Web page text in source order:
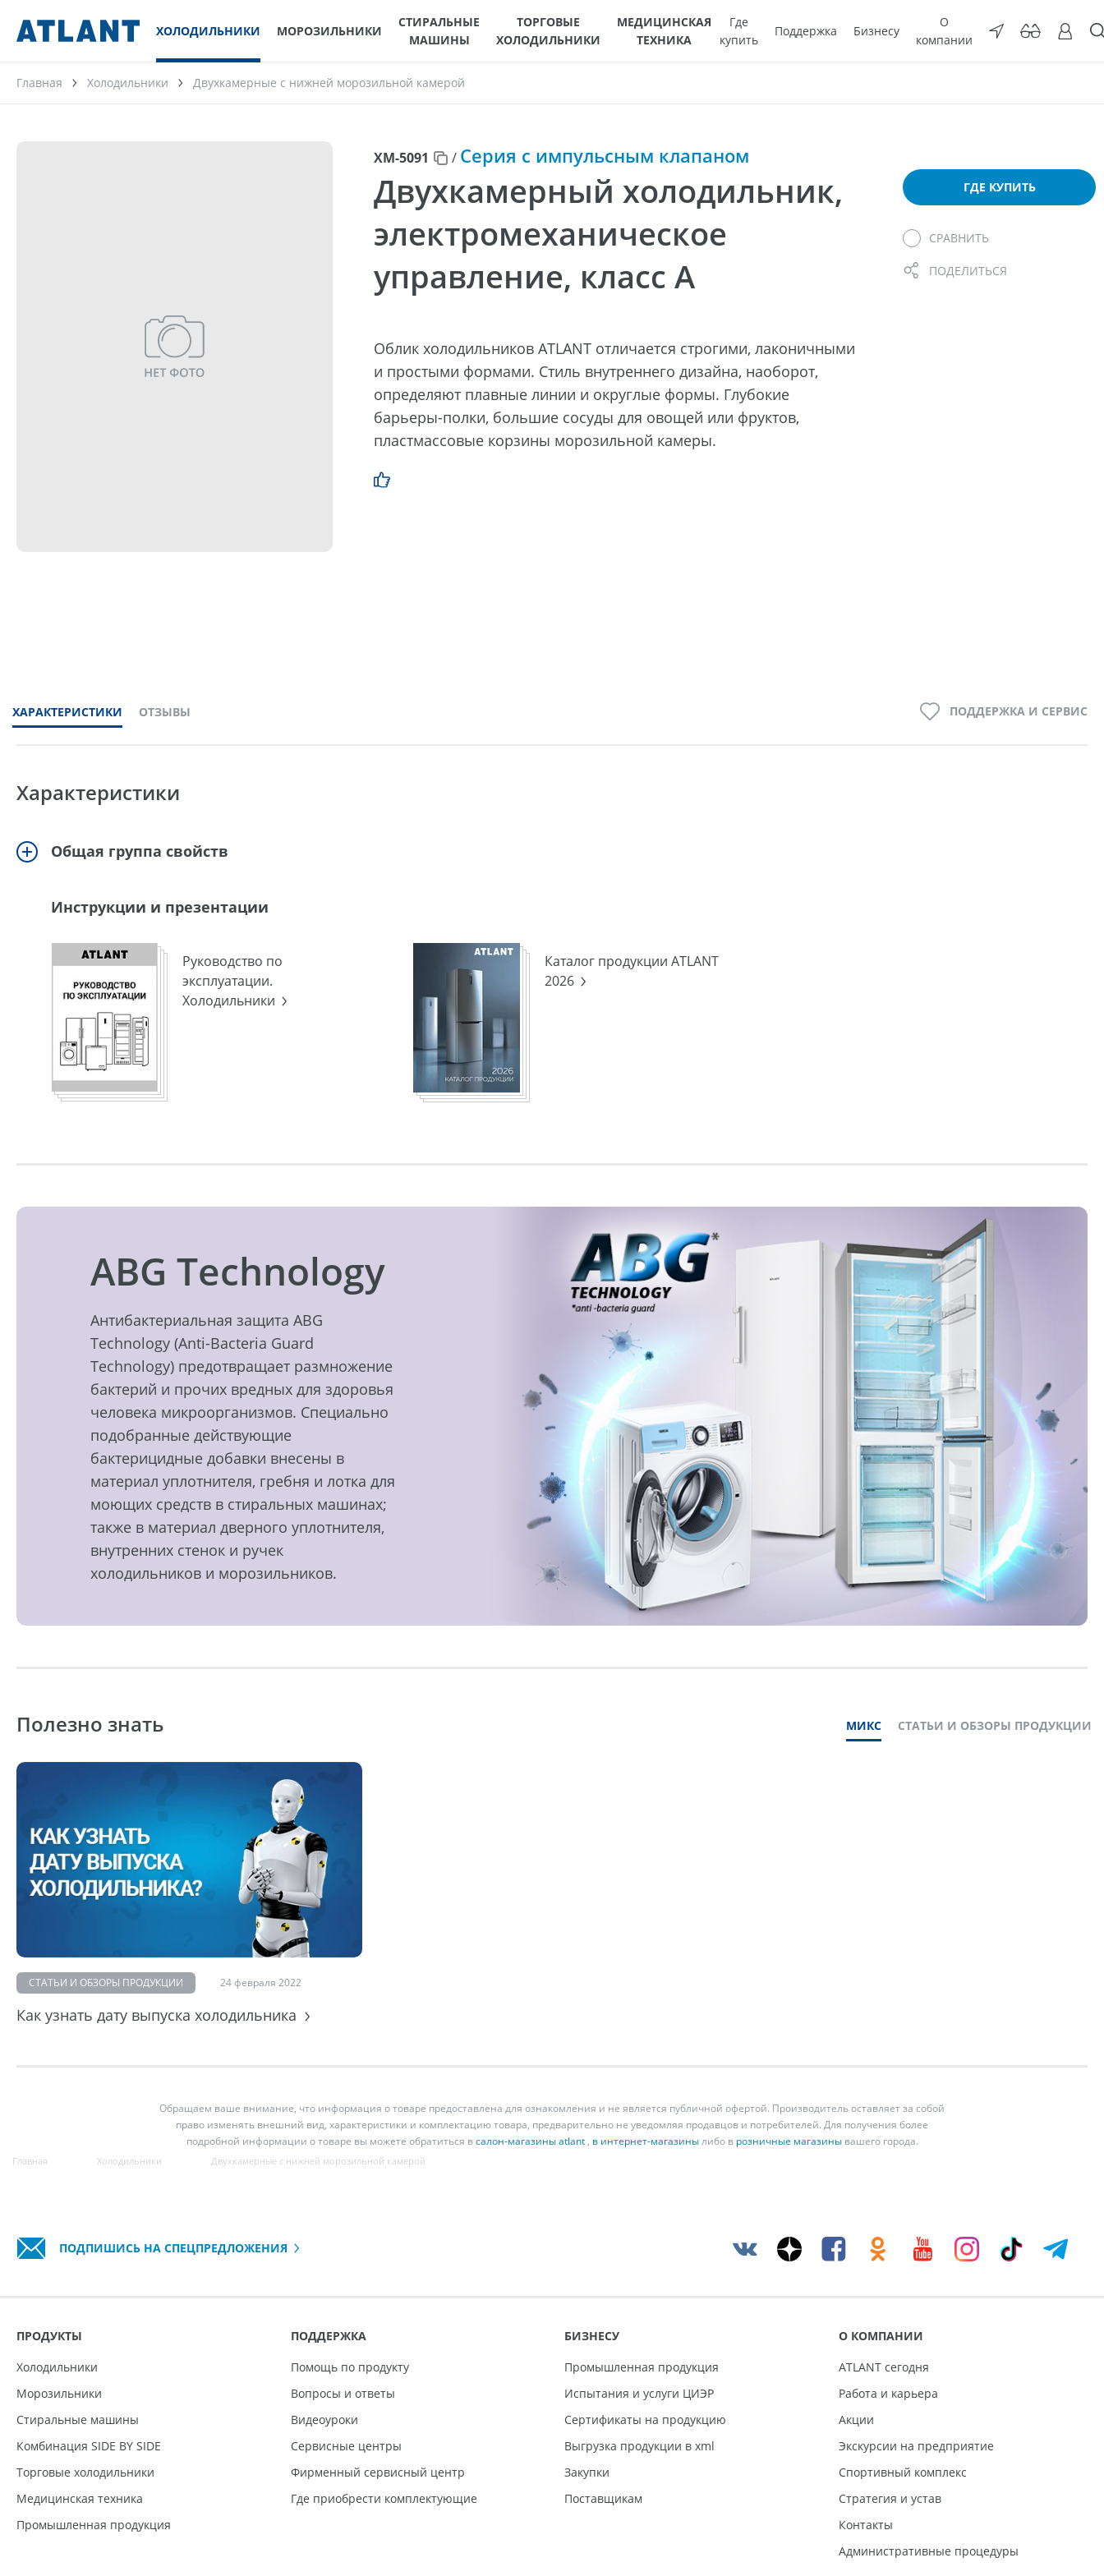
ХОЛОДИЛЬНИКИ МОРОЗИЛЬНИКИ
СТИРАЛЬНЫЕ
МАШИНЫ
ТОРГОВЫЕ
ХОЛОДИЛЬНИКИ
МЕДИЦИНСКАЯ
ТЕХНИКА
Где
купить
Поддержка Бизнесу
О
компании
Главная Холодильники Двухкамерные с нижней морозильной камерой
ХМ-5091 / Серия с импульсным клапаном
Двухкамерный холодильник,
электромеханическое
управление, класс А
Облик холодильников ATLANT отличается строгими, лаконичными
и простыми формами. Стиль внутреннего дизайна, наоборот,
определяют плавные линии и округлые формы. Глубокие
барьеры-полки, большие сосуды для овощей или фруктов,
пластмассовые корзины морозильной камеры.
ГДЕ КУПИТЬ
СРАВНИТЬ
ПОДЕЛИТЬСЯ
ХАРАКТЕРИСТИКИ ОТЗЫВЫ ПОДДЕРЖКА И СЕРВИС
Характеристики
Общая группа свойств
Инструкции и презентации
Руководство по
эксплуатации.
Холодильники
Каталог продукции ATLANT
2026
ABG Technology
Антибактериальная защита ABG
Technology (Anti-Bacteria Guard
Technology) предотвращает размножение
бактерий и прочих вредных для здоровья
человека микроорганизмов. Специально
подобранные действующие
бактерицидные добавки внесены в
материал уплотнителя, гребня и лотка для
моющих средств в стиральных машинах;
также в материал дверного уплотнителя,
внутренних стенок и ручек
холодильников и морозильников.
Полезно знать МИКС СТАТЬИ И ОБЗОРЫ ПРОДУКЦИИ
СТАТЬИ И ОБЗОРЫ ПРОДУКЦИИ 24 февраля 2022
Как узнать дату выпуска холодильника
Обращаем ваше внимание, что информация о товаре предоставлена для ознакомления и не является публичной офертой. Производитель оставляет за собой
право изменять внешний вид, характеристики и комплектацию товара, предварительно не уведомляя продавцов и потребителей. Для получения более
подробной информации о товаре вы можете обратиться всалон-магазины atlant, в интернет-магазинылибо в розничные магазинывашего города.
Главная Холодильники Двухкамерные с нижней морозильной камерой
ПОДПИШИСЬ НА СПЕЦПРЕДЛОЖЕНИЯ
ПРОДУКТЫ
Холодильники
Морозильники
Стиральные машины
Комбинация SIDE BY SIDE
Торговые холодильники
Медицинская техника
Промышленная продукция
ПОДДЕРЖКА
Помощь по продукту
Вопросы и ответы
Видеоуроки
Сервисные центры
Фирменный сервисный центр
Где приобрести комплектующие
БИЗНЕСУ
Промышленная продукция
Испытания и услуги ЦИЭР
Сертификаты на продукцию
Выгрузка продукции в xml
Закупки
Поставщикам
О КОМПАНИИ
ATLANT сегодня
Работа и карьера
Акции
Экскурсии на предприятие
Спортивный комплекс
Стратегия и устав
Контакты
Административные процедуры